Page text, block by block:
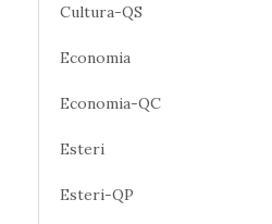
Cultura-QS
Economia
Economia-QC
Esteri
Esteri-QP